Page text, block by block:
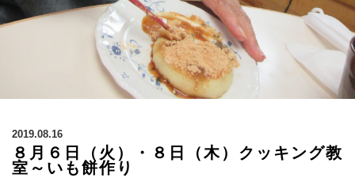
2019.08.16
８月６日（火）・８日（木）クッキング教
室～いも餅作り